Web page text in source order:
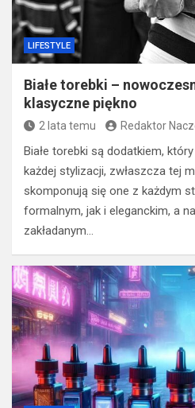
LIFESTYLE
Białe torebki –
klasyczne piękno
2 lata temu Redaktor
Białe torebki są dodatkiem,
każdej stylizacji, zwłaszcza tej
skomponują się one z każdym
formalnym, jak i eleganckim, a
zakładanym…